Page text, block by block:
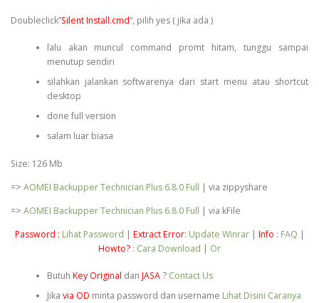
Doubleclick”Silent Install.cmd“, pilih yes ( jika ada )
lalu akan muncul command promt hitam, tunggu sampai
menutup sendiri
silahkan jalankan softwarenya dari start menu atau shortcut
desktop
done full version
salam luar biasa
Size: 126 Mb
=> AOMEI Backupper Technician Plus 6.8.0 Full | via zippyshare
=> AOMEI Backupper Technician Plus 6.8.0 Full | via kFile
Password : Lihat Password | Extract Error: Update Winrar| Info : FAQ |
Howto? : Cara Download | Or
Butuh Key Original dan JASA? Contact Us
Jika via OD minta password dan username Lihat Disini Caranya